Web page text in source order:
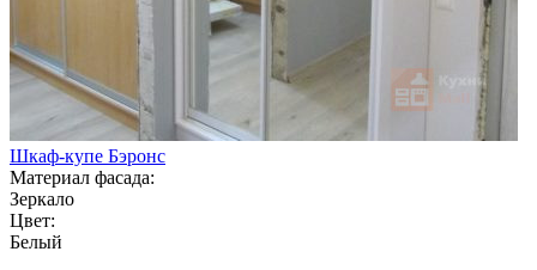
Шкаф-купе Бэронс
Материал фасада:
Зеркало
Цвет:
Белый